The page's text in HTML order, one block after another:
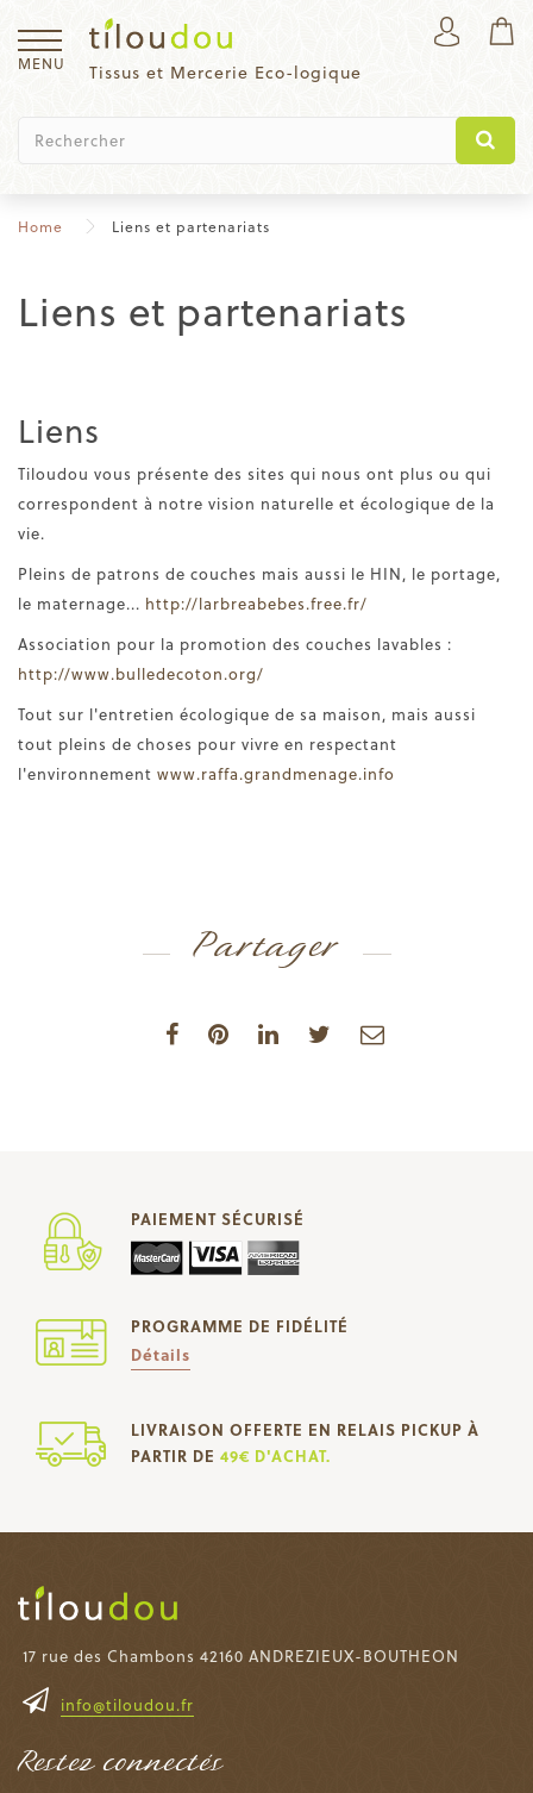
Tissus et Mercerie Eco-logique
MENU
Home Liens et partenariats
Liens et partenariats
Liens
Tiloudou vous présente des sites qui nous ont plus ou qui
correspondent à notre vision naturelle et écologique de la
vie.
Pleins de patrons de couches mais aussi le HIN, le portage,
le maternage... http://larbreabebes.free.fr/
Association pour la promotion des couches lavables :
http://www.bulledecoton.org/
Tout sur l'entretien écologique de sa maison, mais aussi
tout pleins de choses pour vivre en respectant
l'environnement www.raffa.grandmenage.info
Partager
PAIEMENT SÉCURISÉ
PROGRAMME DE FIDÉLITÉ
Détails
LIVRAISON OFFERTE EN RELAIS PICKUP À
PARTIR DE 49€ D'ACHAT.
17 rue des Chambons 42160 ANDREZIEUX-BOUTHEON
info@tiloudou.fr
Restez connectés